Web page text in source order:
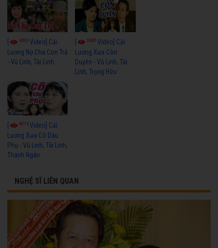
4433 Video] Cải
Lương Nợ Cha Con Trả
- Vũ Linh, Tài Linh
3600Video] Cải
Lương Xưa Còn
Duyên - Vũ Linh, Tài
Linh, Trọng Hữu
[ 4016Video] Cải
Lương Xưa Cô Dâu
Phụ - Vũ Linh, Tài Linh,
Thanh Ngân
NGHỆ SĨ LIÊN QUAN